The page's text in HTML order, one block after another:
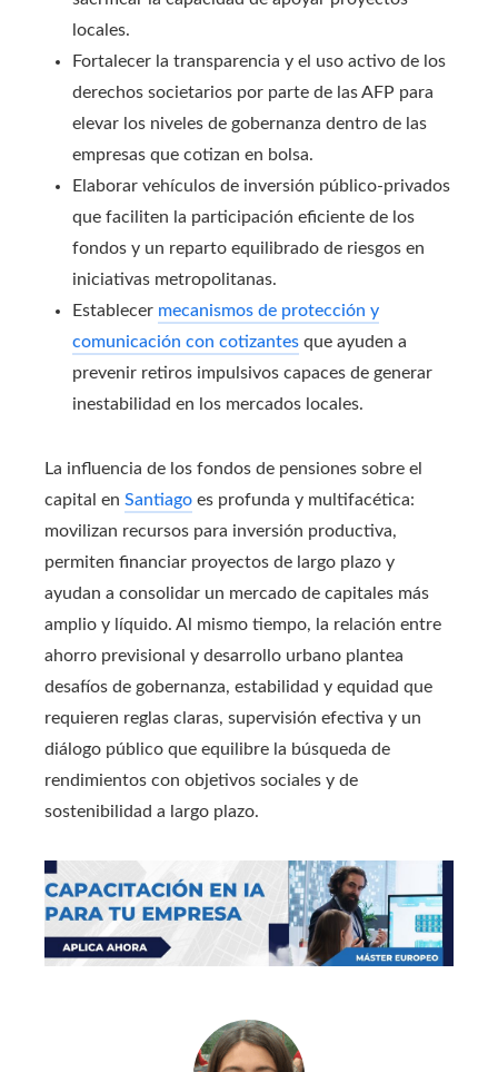
locales.
Fortalecer la transparencia y el uso activo de los
derechos societarios por parte de las AFP para
elevar los niveles de gobernanza dentro de las
empresas que cotizan en bolsa.
Elaborar vehículos de inversión público-privados
que faciliten la participación eficiente de los
fondos y un reparto equilibrado de riesgos en
iniciativas metropolitanas.
Establecer mecanismos de protección y
comunicación con cotizantes que ayuden a
prevenir retiros impulsivos capaces de generar
inestabilidad en los mercados locales.
La influencia de los fondos de pensiones sobre el
capital en Santiago es profunda y multifacética:
movilizan recursos para inversión productiva,
permiten financiar proyectos de largo plazo y
ayudan a consolidar un mercado de capitales más
amplio y líquido. Al mismo tiempo, la relación entre
ahorro previsional y desarrollo urbano plantea
desafíos de gobernanza, estabilidad y equidad que
requieren reglas claras, supervisión efectiva y un
diálogo público que equilibre la búsqueda de
rendimientos con objetivos sociales y de
sostenibilidad a largo plazo.